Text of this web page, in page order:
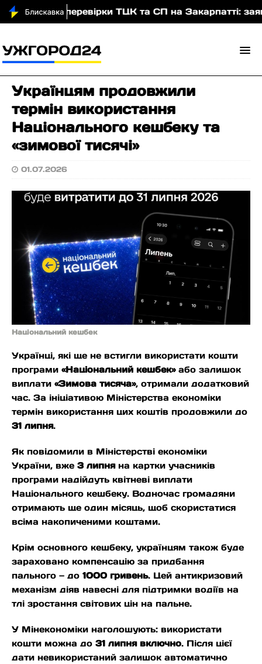
перевірки ТЦК та СП на Закарпатті:
Українцям продовжили
термін використання
Національного кешбеку та
«зимової тисячі»
01.07.2026
Національний кешбек
Українці, які ще не встигли використати кошти
програми «Національний кешбек»або залишок
виплати «Зимова тисяча», отримали додатковий
час. За ініціативою Міністерства економіки
термін використання цих коштів продовжили до
31 липня.
Як повідомили в Міністерстві економіки
України, вже 3 липняна картки учасників
програми надійдуть квітневі виплати
Національного кешбеку. Водночас громадяни
отримають ще один місяць, щоб скористатися
всіма накопиченими коштами.
Крім основного кешбеку, українцям також буде
зараховано компенсацію за придбання
пального — до 1000 гривень. Цей антикризовий
механізм діяв навесні для підтримки водіїв на
тлі зростання світових цін на пальне.
У Мінекономіки наголошують: використати
кошти можна до 31 липня включно. Після цієї
дати невикористаний залишок автоматично